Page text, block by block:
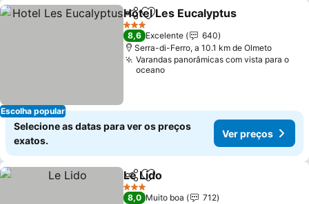
Escolha popular
PartilharAdicionar aos favoritos
Hotel Les Eucalyptus
3 Estrelas
8,6 Excelente
640
Serra-di-Ferro, a 10.1 km de Olmeto
Varandas panorâmicas com vista para o
oceano
Selecione as datas para ver os preços
exatos.
Ver preços
PartilharAdicionar aos favoritos
Le Lido
3 Estrelas
8,0 Muito boa
712